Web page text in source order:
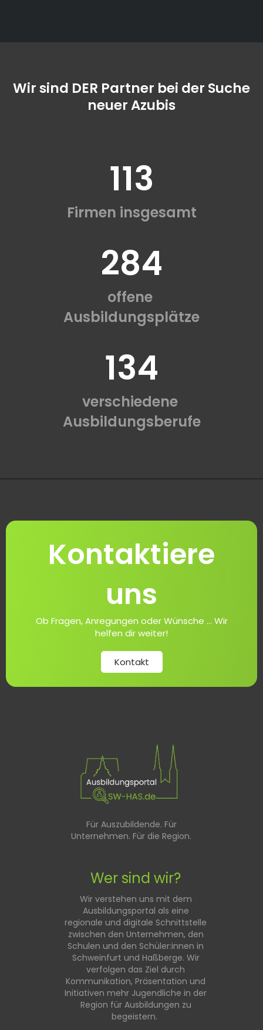
Wir sind DER Partner bei der Suche
neuer Azubis
113
Firmen insgesamt
284
offene
Ausbildungsplätze
134
verschiedene
Ausbildungsberufe
Kontaktiere
uns
Ob Fragen, Anregungen oder Wünsche ... Wir
helfen dir weiter!
Kontakt
Für Auszubildende. Für
Unternehmen. Für die Region.
Wer sind wir?
Wir verstehen uns mit dem
Ausbildungsportal als eine
regionale und digitale Schnittstelle
zwischen den Unternehmen, den
Schulen und den Schüler:innen in
Schweinfurt und Haßberge. Wir
verfolgen das Ziel durch
Kommunikation, Präsentation und
Initiativen mehr Jugendliche in der
Region für Ausbildungen zu
begeistern.